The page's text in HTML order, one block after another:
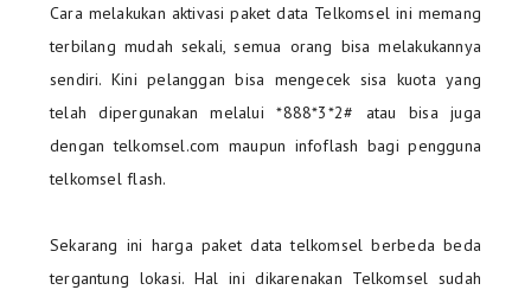
Cara melakukan aktivasi paket data Telkomsel ini memang
terbilang mudah sekali, semua orang bisa melakukannya
sendiri. Kini pelanggan bisa mengecek sisa kuota yang
telah dipergunakan melalui *888*3*2# atau bisa juga
dengan telkomsel.com maupun infoflash bagi pengguna
telkomsel flash.
Sekarang ini harga paket data telkomsel berbeda beda
tergantung lokasi. Hal ini dikarenakan Telkomsel sudah